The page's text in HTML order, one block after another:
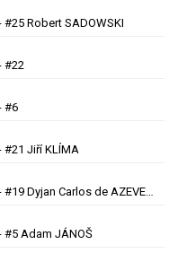
#25 Robert SADOWSKI
#22
#6
#21 Jiří KLÍMA
Dražba hráčských dresů SILESIAN FAMILY - #19 Dyjan Carlos de AZEVEDO
#5 Adam JÁNOŠ